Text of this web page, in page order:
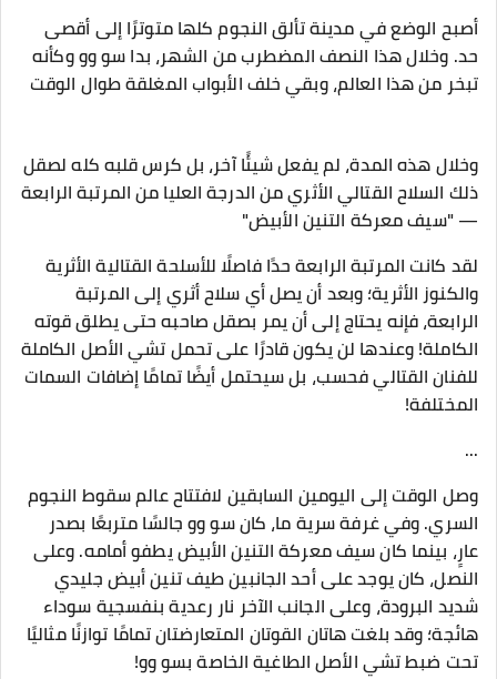
أصبح الوضع في مدينة تألق النجوم كلها متوترًا إلى أقصى
حد. وخلال هذا النصف المضطرب من الشهر، بدا سو وو وكأنه
تبخر من هذا العالم، وبقي خلف الأبواب المغلقة طوال الوقت
وخلال هذه المدة، لم يفعل شيئًا آخر، بل كرس قلبه كله لصقل
ذلك السلاح القتالي الأثري من الدرجة العليا من المرتبة الرابعة
— "سيف معركة التنين الأبيض"
لقد كانت المرتبة الرابعة حدًا فاصلًا للأسلحة القتالية الأثرية
والكنوز الأثرية؛ وبعد أن يصل أي سلاح أثري إلى المرتبة
الرابعة، فإنه يحتاج إلى أن يمر بصقل صاحبه حتى يطلق قوته
الكاملة! وعندها لن يكون قادرًا على تحمل تشي الأصل الكاملة
للفنان القتالي فحسب، بل سيحتمل أيضًا تمامًا إضافات السمات
المختلفة!
...
وصل الوقت إلى اليومين السابقين لافتتاح عالم سقوط النجوم
السري. وفي غرفة سرية ما، كان سو وو جالسًا متربعًا بصدر
عارٍ، بينما كان سيف معركة التنين الأبيض يطفو أمامه. وعلى
النصل، كان يوجد على أحد الجانبين طيف تنين أبيض جليدي
شديد البرودة، وعلى الجانب الآخر نار رعدية بنفسجية سوداء
هائجة؛ وقد بلغت هاتان القوتان المتعارضتان تمامًا توازنًا مثاليًا
تحت ضبط تشي الأصل الطاغية الخاصة بسو وو!